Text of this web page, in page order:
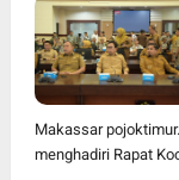
Makassar
menghadiri Rapat